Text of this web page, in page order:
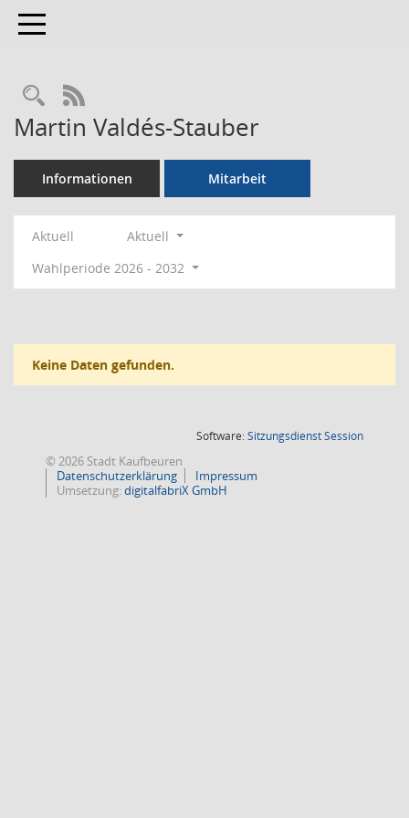
Toggle navigation
Rechercheauswahl
RSS-Feed
Martin Valdés-Stauber
Informationen Mitarbeit
Aktuell
Aktuell
Wahlperiode 2026 - 2032
Keine Daten gefunden.
Software:SitzungsdienstSession(Wird in
© 2026 Stadt Kaufbeuren
Datenschutzerklärung
Impressum
Umsetzung:digitalfabriX GmbH